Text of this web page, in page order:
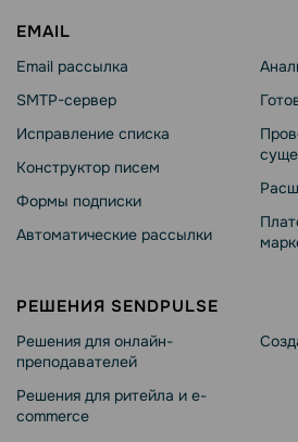
EMAIL
Email рассылка
SMTP-сервер
Исправление списка
Конструктор писем
Формы подписки
Автоматические рассылки
РЕШЕНИЯ SENDPULSE
Решения для онлайн-
преподавателей
Решения для ритейла и e-
commerce